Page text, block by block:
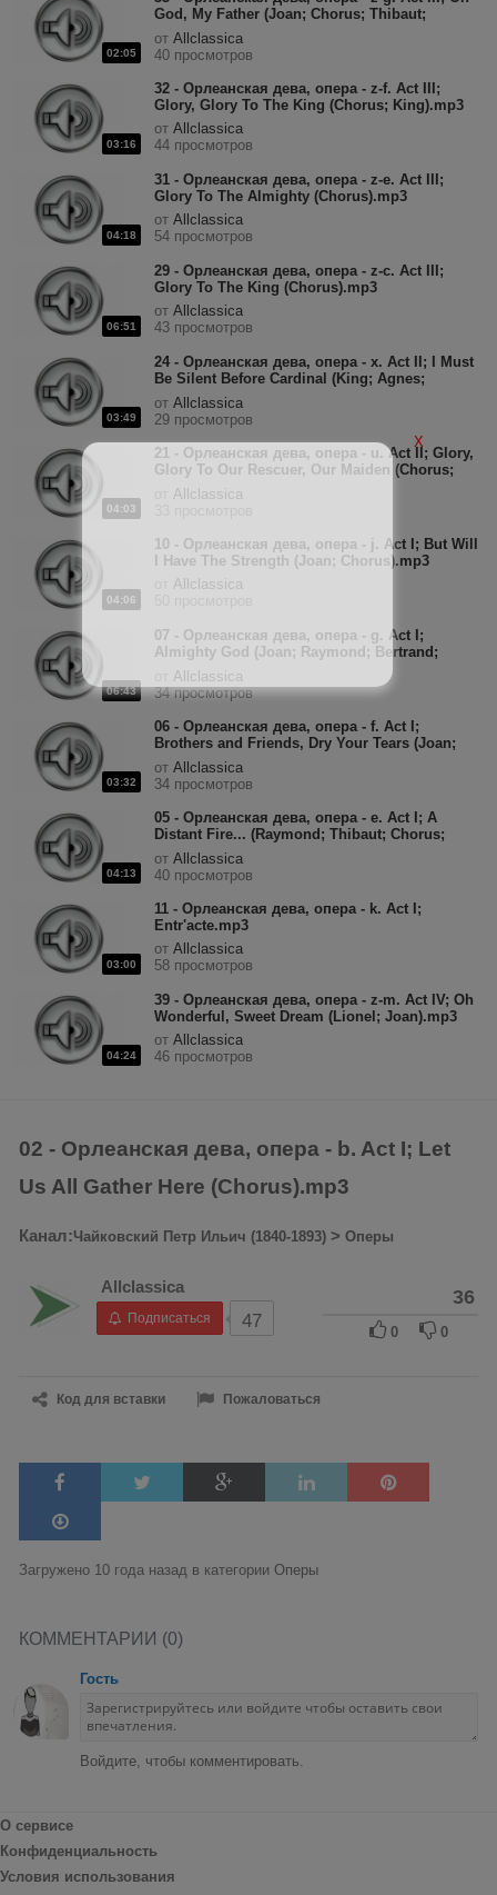
02:05
God, My Father (Joan; Chorus; Thibaut;
King).mp3
от Allclassica
40 просмотров
03:16
32 - Орлеанская дева, опера - z-f. Act III;
Glory, Glory To The King (Chorus; King).mp3
от Allclassica
44 просмотров
04:18
31 - Орлеанская дева, опера - z-e. Act III;
Glory To The Almighty (Chorus).mp3
от Allclassica
54 просмотров
06:51
29 - Орлеанская дева, опера - z-c. Act III;
Glory To The King (Chorus).mp3
от Allclassica
43 просмотров
03:49
24 - Орлеанская дева, опера - x. Act II; I Must
Be Silent Before Cardinal (King; Agnes;
Chorus; Joan).mp3
от Allclassica
29 просмотров
04:03
21 - Орлеанская дева, опера - u. Act II; Glory,
Glory To Our Rescuer, Our Maiden (Chorus;
Agnes; Dunois; King; Cardinal).mp3
Allclassica
04:06
10 - Орлеанская дева, опера - j. Act I; But Will
I Have The Strength (Joan; Chorus).mp3
Allclassica
06:43
07 - Орлеанская дева, опера - g. Act I;
Almighty God (Joan; Raymond; Bertrand;
Chorus).mp3
Allclassica
34 просмотров
03:32
06 - Орлеанская дева, опера - f. Act I;
Brothers and Friends, Dry Your Tears (Joan;
Chorus; Soldier; Thibaut).mp3
от Allclassica
34 просмотров
04:13
05 - Орлеанская дева, опера - e. Act I; A
Distant Fire... (Raymond; Thibaut; Chorus;
Bertand).mp3
от Allclassica
40 просмотров
03:00
11 - Орлеанская дева, опера - k. Act I;
Entr'acte.mp3
от Allclassica
58 просмотров
04:24
39 - Орлеанская дева, опера - z-m. Act IV; Oh
Wonderful, Sweet Dream (Lionel; Joan).mp3
от Allclassica
46 просмотров
02 - Орлеанская дева, опера - b. Act I; Let
Us All Gather Here (Chorus).mp3
Канал:Чайковский Петр Ильич (1840-1893) > Оперы
Allclassica
Подписаться 47
36
0 0
Код для вставки Пожаловаться
Загружено 10 года назад в категории Оперы
КОММЕНТАРИИ (0)
Гость
Войдите, чтобы комментировать.
О сервисе
Конфиденциальность
Условия использования
X